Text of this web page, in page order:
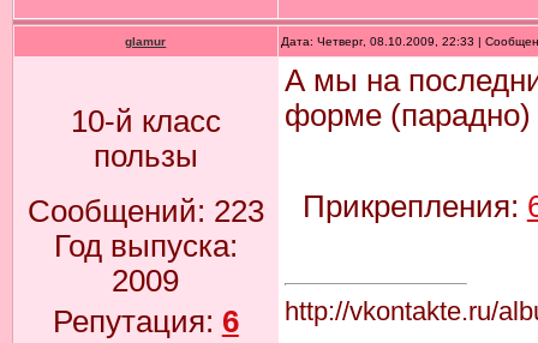
glamur Дата: Четверг, 08.10.2009, 22:33 |
10-й класс
пользы
Сообщений: 223
Год выпуска:
2009
Репутация: 6
А мы на
форме (парадно)
Прикрепления:
http://vkontakte.ru/